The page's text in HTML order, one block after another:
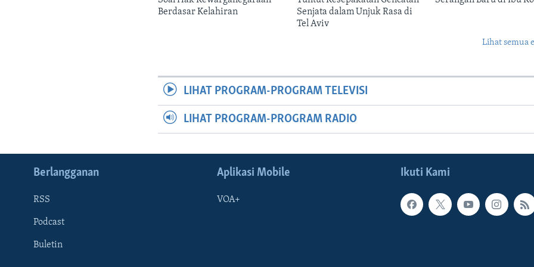
Berdasar Kelahiran
Senjata dalam Unjuk Rasa di
Tel Aviv
Lihat semua
LIHAT PROGRAM-PROGRAM TELEVISI
LIHAT PROGRAM-PROGRAM RADIO
Ikuti Kami
Berlangganan
RSS
Podcast
Buletin
Aplikasi Mobile
VOA+